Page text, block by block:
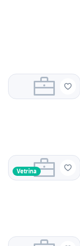
Vetrina